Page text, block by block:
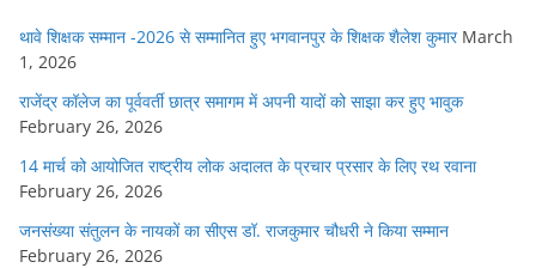
थावे शिक्षक सम्मान -2026 से सम्मानित हुए भगवानपुर के शिक्षक शैलेश कुमार March
1, 2026
राजेंद्र कॉलेज का पूर्ववर्ती छात्र समागम में अपनी यादों को साझा कर हुए भावुक
February 26, 2026
14 मार्च को आयोजित राष्ट्रीय लोक अदालत के प्रचार प्रसार के लिए रथ रवाना
February 26, 2026
जनसंख्या संतुलन के नायकों का सीएस डॉ. राजकुमार चौधरी ने किया सम्मान
February 26, 2026